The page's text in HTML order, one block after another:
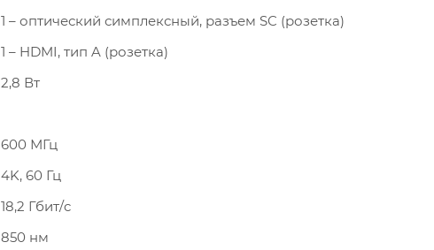
1 – оптический симплексный, разъем SC (розетка)
1 – HDMI, тип A (розетка)
2,8 Вт
600 МГц
4K, 60 Гц
18,2 Гбит/c
850 нм